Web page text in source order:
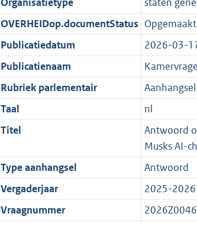
OVERHEIDop.documentStatus
Publicatiedatum
2026-03-
Publicatienaam
Rubriek parlementair
Taal
nl
Titel
Antwoord
Musks AI-
Type aanhangsel
Antwoord
Vergaderjaar
2025-2026
Vraagnummer